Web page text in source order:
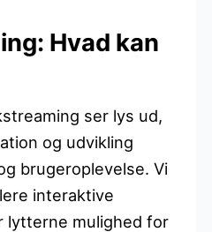
Hvad kan
ser lys ud,
og udvikling
brugeroplevelse. Vi
interaktive
lytterne mulighed for